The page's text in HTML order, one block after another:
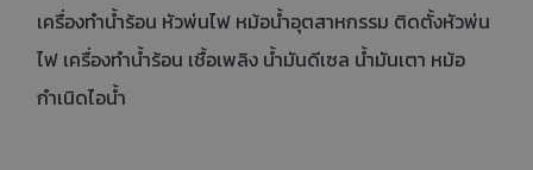
เครื่องทำน้ำร้อน หัวพ่นไฟ หม้อน้ำอุตสาหกรรม ติดตั้งหัวพ่น
ไฟ เครื่องทำน้ำร้อน เชื้อเพลิง น้ำมันดีเซล น้ำมันเตา หม้อ
กำเนิดไอน้ำ